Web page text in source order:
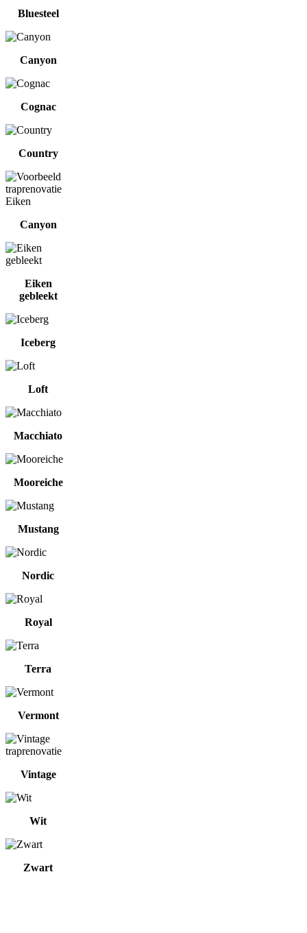
Bluesteel
Canyon
Cognac
Country
Canyon
Eiken
gebleekt
Iceberg
Loft
Macchiato
Mooreiche
Mustang
Nordic
Royal
Terra
Vermont
Vintage
Wit
Zwart